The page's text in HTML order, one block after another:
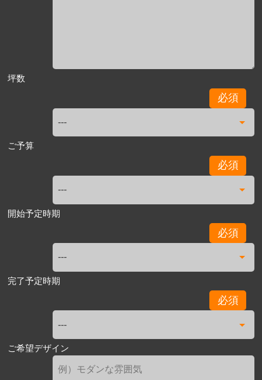
坪数
必須
ご予算
必須
開始予定時期
必須
完了予定時期
必須
ご希望デザイン